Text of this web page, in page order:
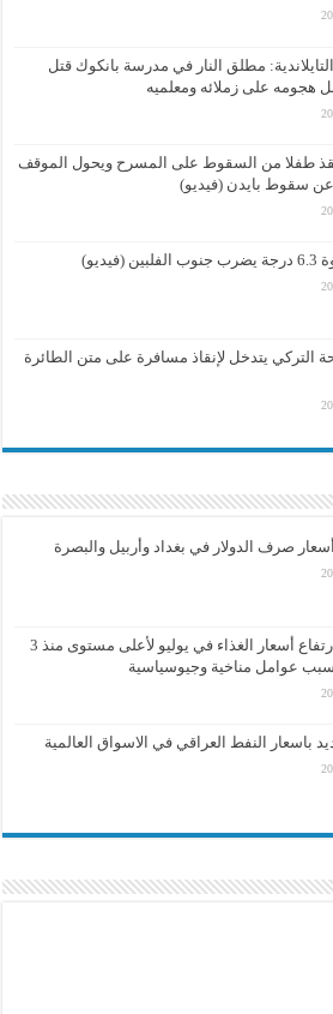
مطلق النار في مدرسة بانكوك قتل
هجومه على زملائه ومعلميه
طفلا من السقوط على المسرح ويحول الموقف
عن سقوط بايدن (فيديو)
التركي يتدخل لإنقاذ مسافرة على متن الطائرة
صرف الدولار في بغداد وأربيل والبصرة
“الفاو”: ارتفاع أسعار الغذاء في يوليو لأعلى مستوى منذ 3
عوامل مناخية وجيوسياسية
باسعار النفط العراقي في الاسواق العالمية